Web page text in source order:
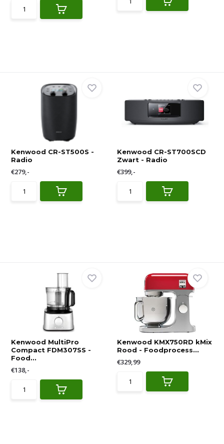
Kenwood CR-ST500S -
Radio
€279,-
Kenwood CR-ST700SCD
Zwart - Radio
€399,-
Kenwood MultiPro
Compact FDM307SS -
Food...
€138,-
Kenwood KMX750RD kMix
Rood - Foodprocess...
€329,99